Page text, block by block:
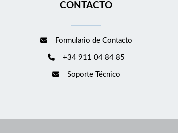
CONTACTO
Formulario de Contacto
+34 911 04 84 85
Soporte Técnico